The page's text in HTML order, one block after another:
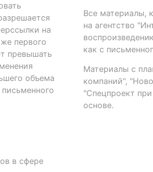
на
первого
превышать
объема
в сфере
Все материалы,
на агентство
как с
Материалы с
компаний",
"Спецпроект
основе.